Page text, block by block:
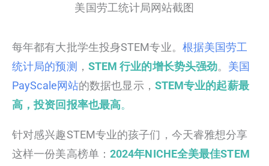
美国劳工统计局网站截图
每年都有大批学生投身STEM专业。 根据美国劳工
统计局的预测 ， STEM 行业的增长势头强劲。 美国
PayScale网站的数据也显示， STEM专业的起薪最
高，投资回报率也最高。
针对感兴趣STEM专业的孩子们，今天睿雅想分享
这样一份美高榜单： 2024年NICHE全美最佳STEM